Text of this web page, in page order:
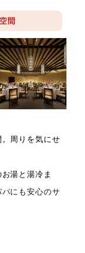
。周りを気にせ
湯と湯冷ま
にも安心のサ